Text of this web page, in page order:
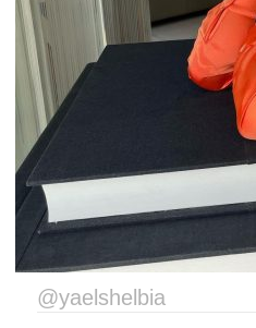
@yaelshelbia